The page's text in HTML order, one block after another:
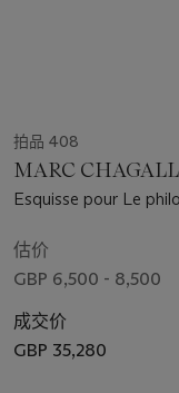
拍品 408
MARC CHAGALL
Esquisse pour Le
估价
GBP 6,500 - 8,500
成交价
GBP 35,280